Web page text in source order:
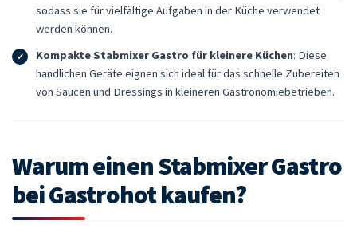
sodass sie für vielfältige Aufgaben in der Küche verwendet
werden können.
Kompakte Stabmixer Gastro für kleinere Küchen: Diese
handlichen Geräte eignen sich ideal für das schnelle Zubereiten
von Saucen und Dressings in kleineren Gastronomiebetrieben.
Warum einen Stabmixer Gastro
bei Gastrohot kaufen?